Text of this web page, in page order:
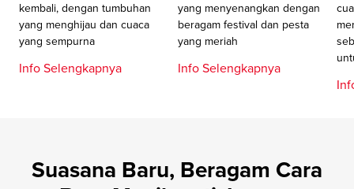
kembali, dengan tumbuhan
yang menghijau dan cuaca
yang sempurna
Info Selengkapnya
yang menyenangkan dengan
beragam festival dan pesta
yang meriah
Info Selengkapnya
Suasana Baru, Beragam Cara